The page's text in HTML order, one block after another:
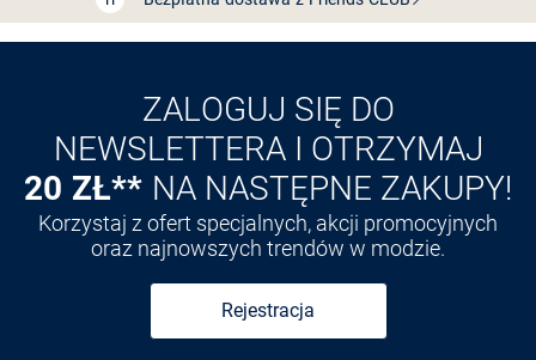
Przedłużenie czasu zwrotu towaru: 60 dni
ZALOGUJ SIĘ DO
NEWSLETTERA I OTRZYMAJ
20 ZŁ** NA NASTĘPNE ZAKUPY!
Korzystaj z ofert specjalnych, akcji promocyjnych
oraz najnowszych trendów w modzie.
Rejestracja